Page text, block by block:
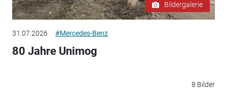
Bildergalerie
31.07.2026 #Mercedes-Benz
80 Jahre Unimog
8 Bilder